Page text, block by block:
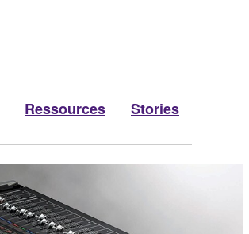
Ressources Stories